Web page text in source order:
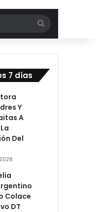
por
7 días
Y
A
Del
Colace
DT